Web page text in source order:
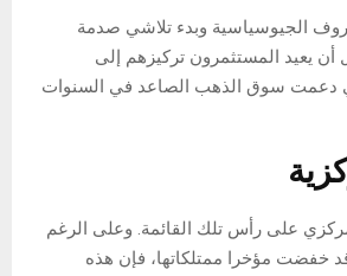
الجيوسياسية وبدء تلاشي صدمة
أن يعيد المستثمرون تركيزهم إلى
دعمت سوق الذهب الصاعد في السنوات
على رأس تلك القائمة. وعلى الرغم
خفضت مؤخرا ممتلكاتها، فإن هذه